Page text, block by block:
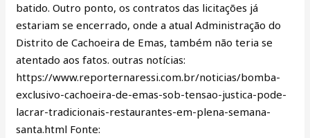
batido. Outro ponto, os contratos das licitações já
estariam se encerrado, onde a atual Administração do
Distrito de Cachoeira de Emas, também não teria se
atentado aos fatos. outras notícias:
https://www.reporternaressi.com.br/noticias/bomba-
exclusivo-cachoeira-de-emas-sob-tensao-justica-pode-
lacrar-tradicionais-restaurantes-em-plena-semana-
santa.html Fonte: